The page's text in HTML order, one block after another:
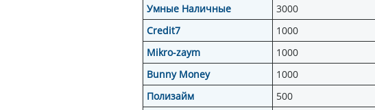
Умные Наличные
3000
Credit7
1000
Mikro-zaym
1000
Bunny Money
1000
Полизайм
500